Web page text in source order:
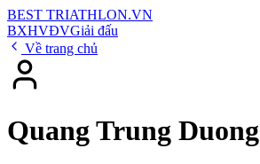
BEST TRIATHLON.VN
BXHVĐVGiải đấu
Về trang chủ
Quang Trung Duong